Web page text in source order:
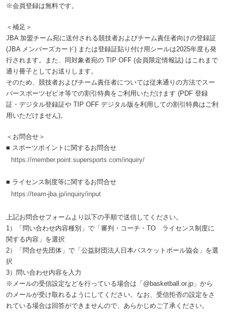
※会員登録は無料です。
＜補足＞
JBA 加盟チーム宛に送付される競技者およびチーム責任者向けの登録証
(JBA メンバーズカード) または登録証貼り付け用シールは2025年度も発
行されます。また、同対象者宛の TIP OFF (会員限定情報誌) はこれまで
通り冊子としてお送りします。
そのため、競技者およびチーム責任者については従来通りの方法でスー
パースポーツゼビオ等での割引特典をご利用いただけます (PDF 登録
証・デジタル登録証や TIP OFF デジタル版を利用しての割引特典はご利
用いただけません)。
＜お問合せ＞
■ スポーツポイントに関するお問合せ
https://member.point.supersports.com/inquiry/
■ ライセンス制度等に関するお問合せ
https://team-jba.jp/inquiry/input
上記お問合せフォームより以下の手順で送信してください。
1）「問い合わせ内容種別」で「審判・コーチ・TO ライセンス制度に
関する内容」を選択
2）「問合せ先団体」で「公益財団法人日本バスケットボール協会」を選
択
3）問い合わせ内容を入力
※メールの受信設定などを行っている場合は「@basketball.or.jp」から
のメールが受け取れるようにしてください。なお、受信拒否の設定をさ
れている場合は回答ができませんので、あらかじめご了承ください。